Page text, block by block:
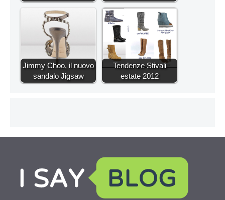
Jimmy Choo, il nuovo
sandalo Jigsaw
Tendenze Stivali
estate 2012